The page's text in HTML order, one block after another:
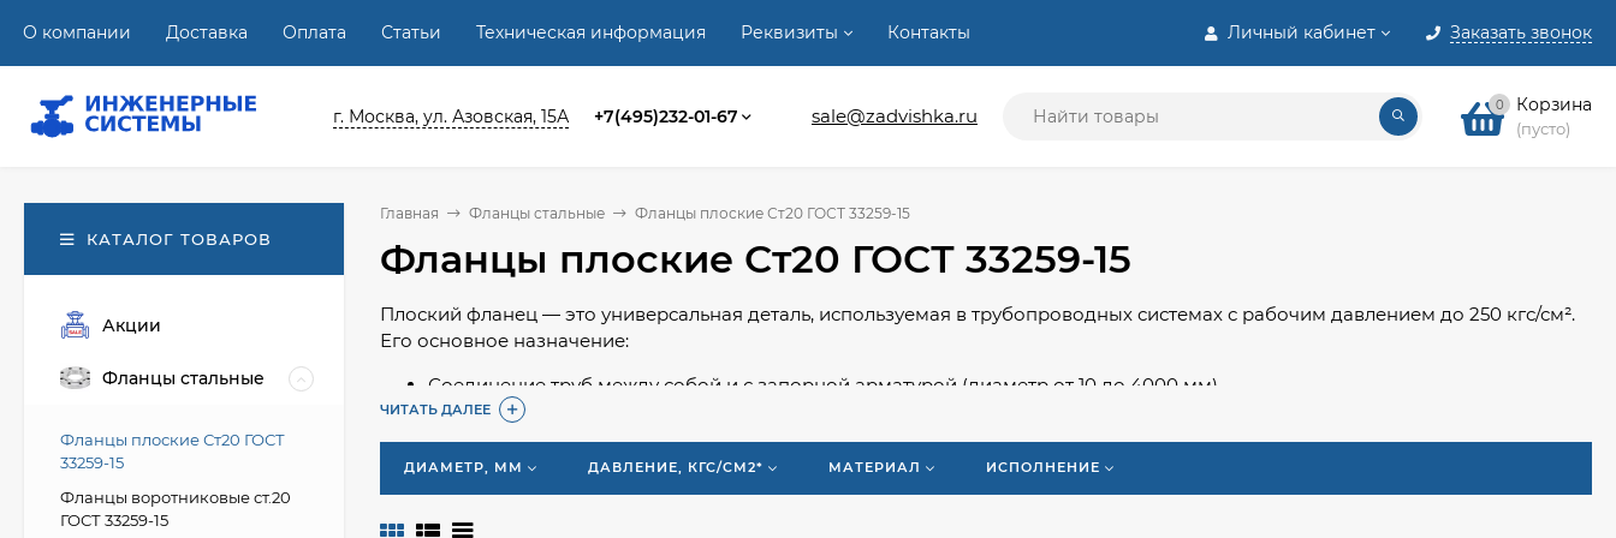
Личный кабинет Заказать звонок
О компании Доставка Оплата Статьи Техническая информация Реквизиты Контакты
г. Москва, ул. Азовская, 15А +7(495)232-01-67 sale@zadvishka.ru 0 Корзина
(пусто)
Главная Фланцы стальные Фланцы плоские Ст20 ГОСТ 33259-15
Фланцы плоские Ст20 ГОСТ 33259-15
Плоский фланец — это универсальная деталь, используемая в трубопроводных системах с рабочим давлением до 250 кгс/см².
Его основное назначение:
Соединение труб между собой и с запорной арматурой (диаметр от 10 до 4000 мм).
Интеграция в магистрали, транспортирующие жидкости, газы, в том числе агрессивные среды 1–3 класса опасности.
Работа в широком температурном диапазоне — от –70°C до +600°C.
Технология установки включает приварку стального фланца к основе с последующей фиксацией болтами. Количество
ЧИТАТЬ ДАЛЕЕ
ДИАМЕТР, ММ ДАВЛЕНИЕ, КГС/СМ2* МАТЕРИАЛ ИСПОЛНЕНИЕ
КАТАЛОГ ТОВАРОВ
Акции
Фланцы стальные
Фланцы плоские Ст20 ГОСТ
33259-15
Фланцы воротниковые ст.20
ГОСТ 33259-15